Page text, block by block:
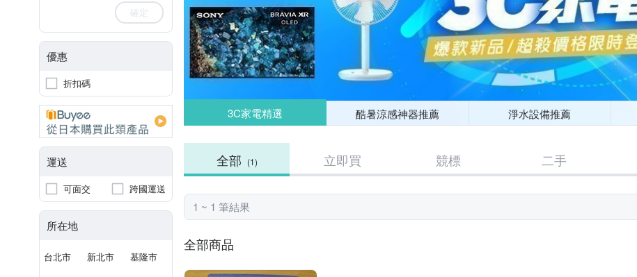
確定
優惠
折扣碼
運送
可面交 跨國運送
所在地
台北市 新北市 基隆市
3C家電精選 酷暑涼感神器推薦 淨水設備推薦
全部 (1) 立即買 競標 二手
1 ~ 1 筆結果
全部商品